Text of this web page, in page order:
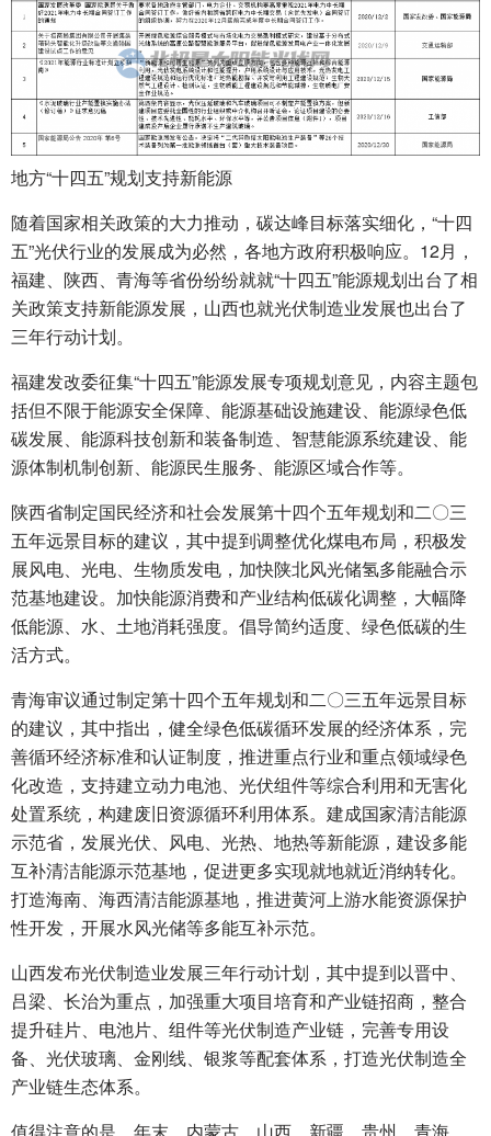
地方“十四五”规划支持新能源
随着国家相关政策的大力推动，碳达峰目标落实细化，“十四
五”光伏行业的发展成为必然，各地方政府积极响应。12月，
福建、陕西、青海等省份纷纷就就“十四五”能源规划出台了相
关政策支持新能源发展，山西也就光伏制造业发展也出台了
三年行动计划。
福建发改委征集“十四五”能源发展专项规划意见，内容主题包
括但不限于能源安全保障、能源基础设施建设、能源绿色低
碳发展、能源科技创新和装备制造、智慧能源系统建设、能
源体制机制创新、能源民生服务、能源区域合作等。
陕西省制定国民经济和社会发展第十四个五年规划和二〇三
五年远景目标的建议，其中提到调整优化煤电布局，积极发
展风电、光电、生物质发电，加快陕北风光储氢多能融合示
范基地建设。加快能源消费和产业结构低碳化调整，大幅降
低能源、水、土地消耗强度。倡导简约适度、绿色低碳的生
活方式。
青海审议通过制定第十四个五年规划和二〇三五年远景目标
的建议，其中指出，健全绿色低碳循环发展的经济体系，完
善循环经济标准和认证制度，推进重点行业和重点领域绿色
化改造，支持建立动力电池、光伏组件等综合利用和无害化
处置系统，构建废旧资源循环利用体系。建成国家清洁能源
示范省，发展光伏、风电、光热、地热等新能源，建设多能
互补清洁能源示范基地，促进更多实现就地就近消纳转化。
打造海南、海西清洁能源基地，推进黄河上游水能资源保护
性开发，开展水风光储等多能互补示范。
山西发布光伏制造业发展三年行动计划，其中提到以晋中、
吕梁、长治为重点，加强重大项目培育和产业链招商，整合
提升硅片、电池片、组件等光伏制造产业链，完善专用设
备、光伏玻璃、金刚线、银浆等配套体系，打造光伏制造全
产业链生态体系。